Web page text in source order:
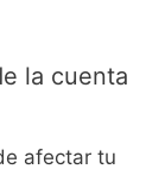
la cuenta
afectar tu